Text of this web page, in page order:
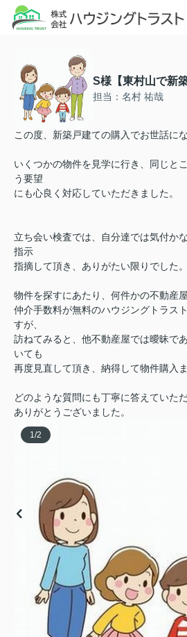
S様【東村山で新
担当：名村 祐哉
この度、新築戸建ての購入でお世話に
いくつかの物件を見学に行き、同じと
う要望
にも心良く対応していただきました。
立ち会い検査では、自分達では気付か
指示
指摘して頂き、ありがたい限りでした。
物件を探すにあたり、何件かの不動産
仲介手数料が無料のハウジングトラス
すが、
訪ねてみると、他不動産屋では曖昧で
いても
再度見直して頂き、納得して物件購入
どのような質問にも丁寧に答えていた
ありがとうございました。
1/2